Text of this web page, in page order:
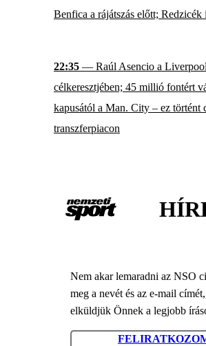
Benfica a rájátszás előtt; Redzicék
22:35 — Raúl Asencio a
célkeresztjében; 45 millió fontért
kapusától a Man. City – ez történt
transzferpiacon
Nem akar lemaradni az NSO
meg a nevét és az e-mail
elküldjük Önnek a legjobb